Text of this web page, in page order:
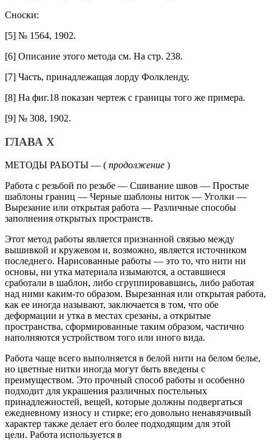
Сноски:
[5] № 1564, 1902.
[6] Описание этого метода см. На стр. 238.
[7] Часть, принадлежащая лорду Фолкленду.
[8] На фиг.18 показан чертеж с границы того же примера.
[9] № 308, 1902.
ГЛАВА X
МЕТОДЫ РАБОТЫ — ( продолжение )
Работа с резьбой по резьбе — Сшивание швов — Простые
шаблоны границ — Черные шаблоны ниток — Уголки —
Вырезание или открытая работа — Различные способы
заполнения открытых пространств.
Этот метод работы является признанной связью между
вышивкой и кружевом и, возможно, является источником
последнего. Нарисованные работы — это то, что нити ни
основы, ни утка материала изымаются, а оставшиеся
сработали в шаблон, либо сгруппировавшись, либо работая
над ними каким-то образом. Вырезанная или открытая работа,
как ее иногда называют, заключается в том, что обе
деформации и утка в местах срезаны, а открытые
пространства, сформированные таким образом, частично
наполняются устройством того или иного вида.
Работа чаще всего выполняется в белой нити на белом белье,
но цветные нитки иногда могут быть введены с
преимуществом. Это прочный способ работы и особенно
подходит для украшения различных постельных
принадлежностей, вещей, которые должны подвергаться
ежедневному износу и стирке; его довольно ненавязчивый
характер также делает его более подходящим для этой
цели. Работа используется в